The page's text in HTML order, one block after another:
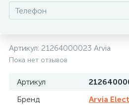
Артикул: 21264000023 Arvia
Пока нет отзывов
Артикул
Бренд
Arvia